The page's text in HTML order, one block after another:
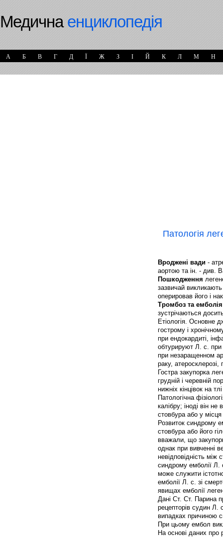
Медичнаенциклопедія
А Б В Г Д Ї Ж З І Й К Л М Н
Патологія
Вроджені вади -
аортою та ін. - див.
Пошкодження
зазвичай
оперировав його і
Тромбоз та емболія
зустрічаються
Етіологія. Основне
гострому і
при ендокардиті,
обтурируют Л. с. при
при незаращенном
раку, атеросклерозі,
Гостра закупорка
грудній і черевній
нижніх кінцівок на
Патологічна
калібру; іноді він
стовбура або у місця
Розвиток синдрому
стовбура або його
вважали, що
однак при вивченні
невідповідність між
синдрому емболії Л.
може служити
емболії Л. с. зі
явищах емболії
Дані Ст. Ст. Парина
рецепторів судин Л.
випадках причиною
При цьому ембол
На основі даних про